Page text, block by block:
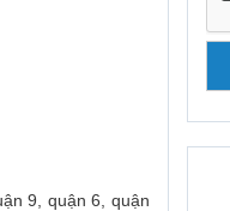
9, quận 6, quận